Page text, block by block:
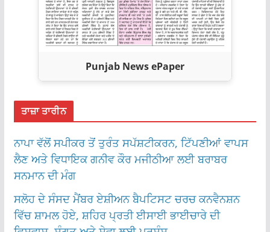
Punjab News ePaper
ਤਾਜ਼ਾ ਤਾਰੀਨ
ਨਾਪਾ ਵੱਲੋਂ ਸਪੀਕਰ ਤੋਂ ਤੁਰੰਤ ਸਪੱਸ਼ਟੀਕਰਨ, ਟਿੱਪਣੀਆਂ ਵਾਪਸ
ਲੈਣ ਅਤੇ ਵਿਧਾਇਕ ਗਨੀਵ ਕੌਰ ਮਜੀਠੀਆ ਲਈ ਬਰਾਬਰ
ਸਨਮਾਨ ਦੀ ਮੰਗ
ਸਲੋਹ ਦੇ ਸੰਸਦ ਮੈਂਬਰ ਏਸ਼ੀਅਨ ਬੈਪਟਿਸਟ ਚਰਚ ਕਨਵੈਨਸ਼ਨ
ਵਿੱਚ ਸ਼ਾਮਲ ਹੋਏ, ਸ਼ਹਿਰ ਪ੍ਰਤੀ ਈਸਾਈ ਭਾਈਚਾਰੇ ਦੀ